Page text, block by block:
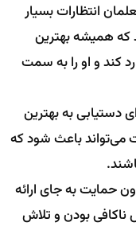
انتظارات بسیار
که همیشه بهترین
کند و او را به سمت
دستیابی به بهترین
می‌تواند باعث شود که
حمایت به جای ارائه
ناکافی بودن و تلاش